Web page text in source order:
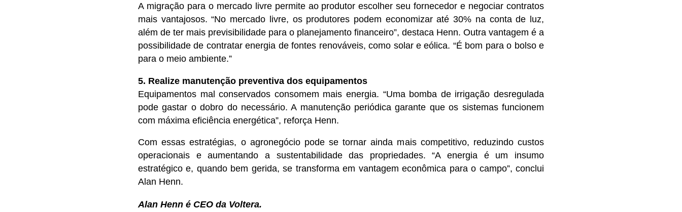
A migração para o mercado livre permite ao produtor escolher seu fornecedor e negociar contratos
mais vantajosos. “No mercado livre, os produtores podem economizar até 30% na conta de luz,
além de ter mais previsibilidade para o planejamento financeiro”, destaca Henn. Outra vantagem é a
possibilidade de contratar energia de fontes renováveis, como solar e eólica. “É bom para o bolso e
para o meio ambiente.”
5. Realize manutenção preventiva dos equipamentos
Equipamentos mal conservados consomem mais energia. “Uma bomba de irrigação desregulada
pode gastar o dobro do necessário. A manutenção periódica garante que os sistemas funcionem
com máxima eficiência energética”, reforça Henn.
Com essas estratégias, o agronegócio pode se tornar ainda mais competitivo, reduzindo custos
operacionais e aumentando a sustentabilidade das propriedades. “A energia é um insumo
estratégico e, quando bem gerida, se transforma em vantagem econômica para o campo”, conclui
Alan Henn.
Alan Henn é CEO da Voltera.